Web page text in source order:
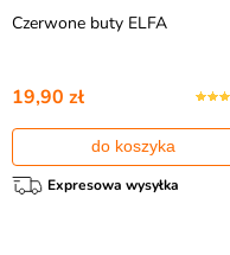
Czerwone buty ELFA
19,90 zł
do koszyka
Expresowa wysyłka